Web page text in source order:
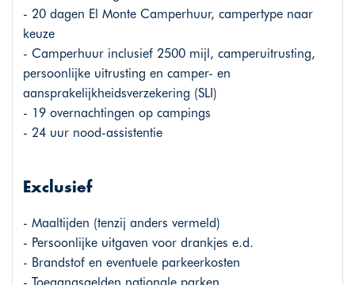
- 20 dagen El Monte Camperhuur, campertype naar
keuze
- Camperhuur inclusief 2500 mijl, camperuitrusting,
persoonlijke uitrusting en camper- en
aansprakelijkheidsverzekering (SLI)
- 19 overnachtingen op campings
- 24 uur nood-assistentie
Exclusief
- Maaltijden (tenzij anders vermeld)
- Persoonlijke uitgaven voor drankjes e.d.
- Brandstof en eventuele parkeerkosten